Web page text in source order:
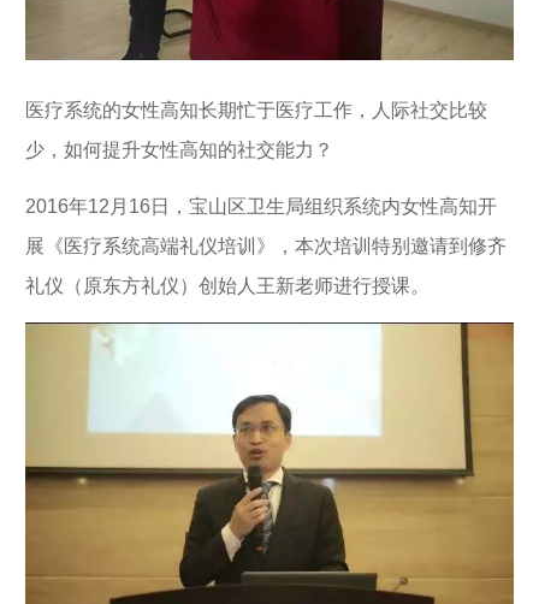
医疗系统的女性高知长期忙于医疗工作，人际社交比较
少，如何提升女性高知的社交能力？
2016年12月16日，宝山区卫生局组织系统内女性高知开
展《医疗系统高端礼仪培训》，本次培训特别邀请到 修齐
礼仪（原东方礼仪） 创始人王新老师进行授课。